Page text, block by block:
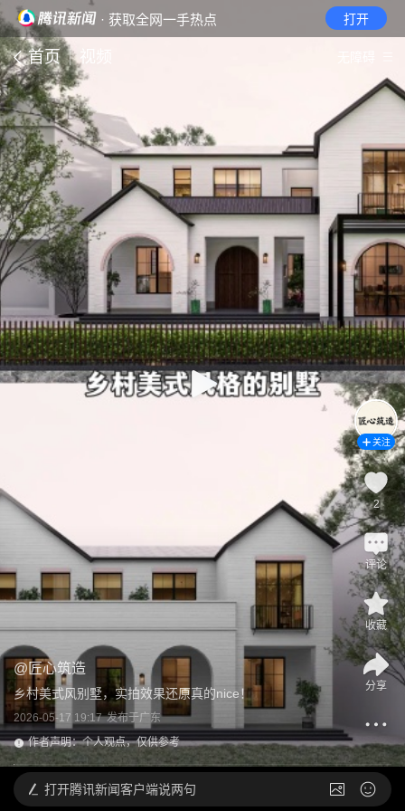
· 获取全网一手热点 打开
首页 视频
@ 匠心筑造
乡村美式风别墅，实拍效果还原真的nice！
2026-05-17 19:17 发布于广东
作者声明：个人观点，仅供参考
关注
2
评论
收藏
分享
打开腾讯新闻客户端说两句